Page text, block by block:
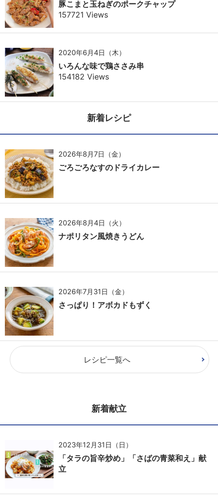
豚こまと玉ねぎのポークチャップ
157721 Views
2020年6月4日（木）
いろんな味で鶏ささみ串
154182 Views
新着レシピ
2026年8月7日（金）
ごろごろなすのドライカレー
2026年8月4日（火）
ナポリタン風焼きうどん
2026年7月31日（金）
さっぱり！アボカドもずく
レシピ一覧へ
新着献立
2023年12月31日（日）
「タラの旨辛炒め」「さばの青菜和え」献
立